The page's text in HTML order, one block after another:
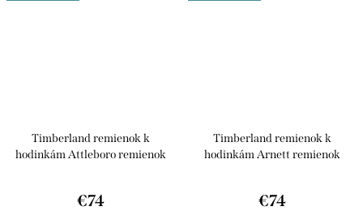
Timberland remienok k
hodinkám Attleboro remienok
hodinky TDOUS0001806 42/44
€74
Timberland remienok k
hodinkám Arnett remienok
hodinky TDOUS0001708 42/44
€74